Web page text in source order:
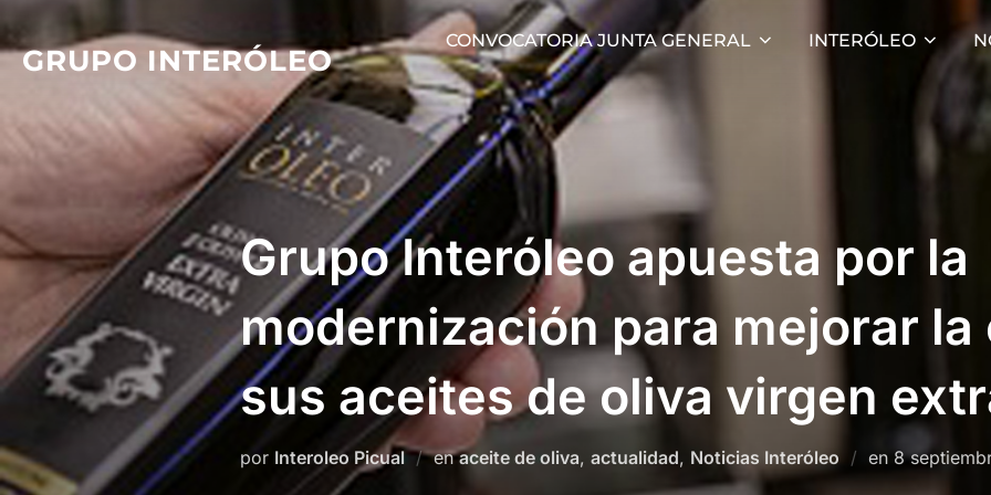
al
contenido
GRUPO INTERÓLEO
CONVOCATORIA JUNTA GENERAL INTERÓLEO
Grupo Interóleo apuesta por la
modernización para mejorar la
sus aceites de oliva virgen
por Interoleo Picual enaceite de oliva, actualidad, Noticias Interóleo en Publicado
el
8